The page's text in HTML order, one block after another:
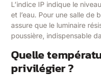
L’indice IP indique le
et l’eau. Pour une salle de
assure que le luminaire
poussière, indispensable
Quelle
privilégier ?